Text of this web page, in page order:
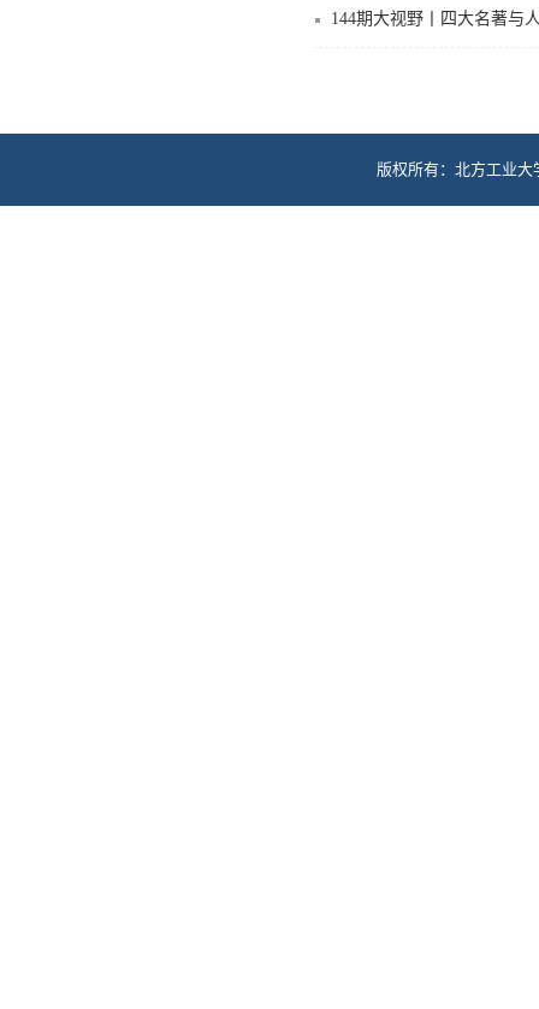
144期大视野丨四大名著与
版权所有：北方工业